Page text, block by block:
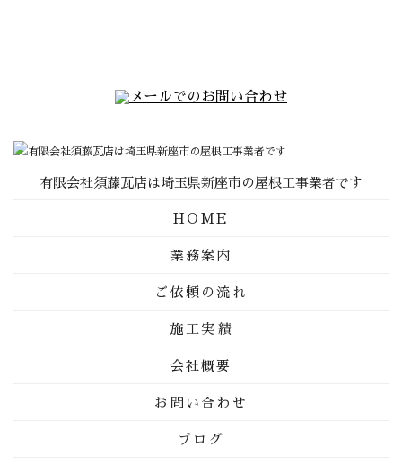
有限会社須藤瓦店は埼玉県新座市の屋根工事業者です
HOME
業務案内
ご依頼の流れ
施工実績
会社概要
お問い合わせ
ブログ